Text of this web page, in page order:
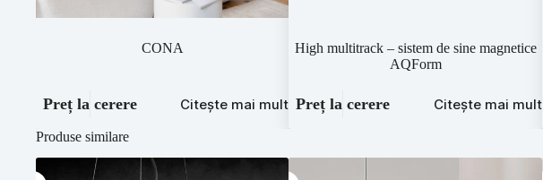
CONA
Preț la cerere Citește mai mult
High multitrack – sistem de sine magnetice
AQForm
Preț la cerere Citește mai mult
Produse similare